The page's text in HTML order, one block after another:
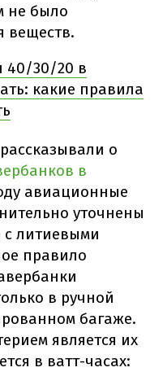
не было
веществ.
40/30/20 в
какие правила
о
в
авиационные
уточнены
с литиевыми
правило
в ручной
багаже.
является их
в ватт-часах: